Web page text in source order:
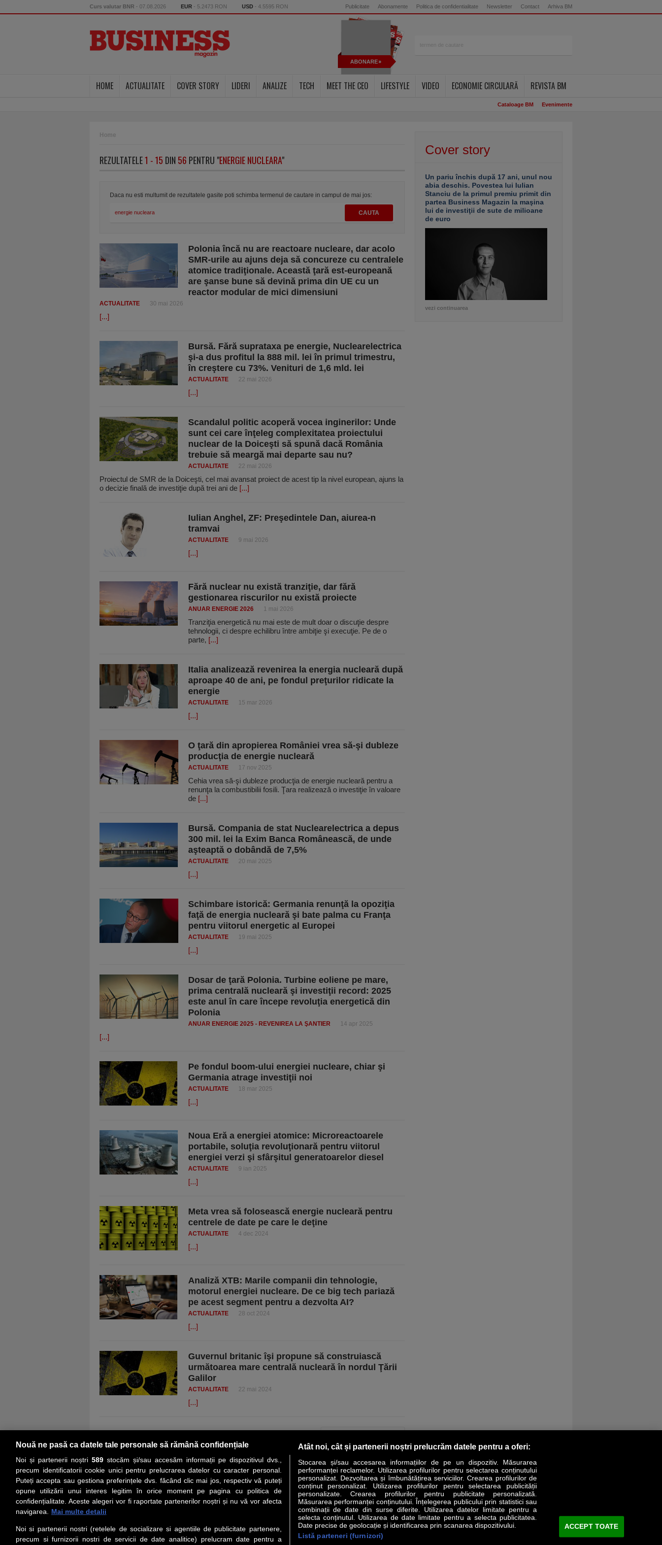
Curs valutar BNR - 07.08.2026 EUR - 5.2473 RON USD - 4.5595 RON Publicitate Abonamente Politica de confidentialitate Newsletter Contact Arhiva BM
ABONARE
HOME ACTUALITATE COVER STORY LIDERI ANALIZE TECH MEET THE CEO LIFESTYLE VIDEO ECONOMIE CIRCULARĂ REVISTA BM
Cataloage BM Evenimente
Home
REZULTATELE1 - 15 DIN 56 PENTRU "ENERGIE NUCLEARA"
Daca nu esti multumit de rezultatele gasite poti schimba termenul de cautare in campul de mai jos:
Polonia încă nu are reactoare nucleare, dar acolo
SMR-urile au ajuns deja să concureze cu centralele
atomice tradiţionale. Această ţară est-europeană
are şanse bune să devină prima din UE cu un
reactor modular de mici dimensiuni
ACTUALITATE 30 mai 2026
[...]
Bursă. Fără suprataxa pe energie, Nuclearelectrica
şi-a dus profitul la 888 mil. lei în primul trimestru,
în creştere cu 73%. Venituri de 1,6 mld. lei
ACTUALITATE 22 mai 2026
[...]
Scandalul politic acoperă vocea inginerilor: Unde
sunt cei care înţeleg complexitatea proiectului
nuclear de la Doiceşti să spună dacă România
trebuie să meargă mai departe sau nu?
ACTUALITATE 22 mai 2026
Proiectul de SMR de la Doiceşti, cel mai avansat proiect de acest tip la nivel european, ajuns la
o decizie finală de investiţie după trei ani de [...]
Iulian Anghel, ZF: Preşedintele Dan, aiurea-n
tramvai
ACTUALITATE 9 mai 2026
[...]
Fără nuclear nu există tranziţie, dar fără
gestionarea riscurilor nu există proiecte
ANUAR ENERGIE 2026 1 mai 2026
Tranziţia energetică nu mai este de mult doar o discuţie despre
tehnologii, ci despre echilibru între ambiţie şi execuţie. Pe de o
parte, [...]
Italia analizează revenirea la energia nucleară după
aproape 40 de ani, pe fondul preţurilor ridicate la
energie
ACTUALITATE 15 mar 2026
[...]
O ţară din apropierea României vrea să-şi dubleze
producţia de energie nucleară
ACTUALITATE 17 nov 2025
Cehia vrea să-şi dubleze producţia de energie nucleară pentru a
renunţa la combustibilii fosili. Ţara realizează o investiţie în valoare
de [...]
Bursă. Compania de stat Nuclearelectrica a depus
300 mil. lei la Exim Banca Românească, de unde
aşteaptă o dobândă de 7,5%
ACTUALITATE 20 mai 2025
[...]
Schimbare istorică: Germania renunţă la opoziţia
faţă de energia nucleară şi bate palma cu Franţa
pentru viitorul energetic al Europei
ACTUALITATE 19 mai 2025
[...]
Dosar de ţară Polonia. Turbine eoliene pe mare,
prima centrală nucleară şi investiţii record: 2025
este anul în care începe revoluţia energetică din
Polonia
ANUAR ENERGIE 2025 - REVENIREA LA ŞANTIER 14 apr 2025
[...]
Pe fondul boom-ului energiei nucleare, chiar şi
Germania atrage investiţii noi
ACTUALITATE 18 mar 2025
[...]
Noua Eră a energiei atomice: Microreactoarele
portabile, soluţia revoluţionară pentru viitorul
energiei verzi şi sfârşitul generatoarelor diesel
ACTUALITATE 9 ian 2025
[...]
Meta vrea să folosească energie nucleară pentru
centrele de date pe care le deţine
ACTUALITATE 4 dec 2024
[...]
Analiză XTB: Marile companii din tehnologie,
motorul energiei nucleare. De ce big tech pariază
pe acest segment pentru a dezvolta AI?
ACTUALITATE 28 oct 2024
[...]
Guvernul britanic îşi propune să construiască
următoarea mare centrală nucleară în nordul Ţării
Galilor
ACTUALITATE 22 mai 2024
[...]
Cover story
Un pariu închis după 17 ani, unul nou
abia deschis. Povestea lui Iulian
Stanciu de la primul premiu primit din
partea Business Magazin la maşina
lui de investiţii de sute de milioane
de euro
vezi continuarea
PRIMA PAGINĂ COVER STORY LIDERI ANALIZE HI-TECH MEET THE CEO LIFESTYLE SPECIAL OPINII
Social
Urmareste-ne pe Facebook
iarul Financiar
Politica de confidentialitate
Servicii Revista Business Magazin
Nouă ne pasă ca datele tale personale să rămână confidențiale
Noi și partenerii noștri 589stocăm și/sau accesăm informații pe dispozitivul dvs.,
precum identificatorii cookie unici pentru prelucrarea datelor cu caracter personal.
Puteți accepta sau gestiona preferințele dvs. făcând clic mai jos, respectiv vă puteți
opune utilizării unui interes legitim în orice moment pe pagina cu politica de
confidențialitate. Aceste alegeri vor fi raportate partenerilor noștri și nu vă vor afecta
navigarea.
Mai multe detalii
Noi si partenerii nostri (retelele de socializare si agentiile de publicitate partenere,
precum si furnizorii nostri de servicii de date analitice) prelucram date pentru a
Atât noi, cât și partenerii noștri prelucrăm datele pentru a oferi:
Stocarea și/sau accesarea informațiilor de pe un dispozitiv. Măsurarea
performanței reclamelor. Utilizarea profilurilor pentru selectarea conținutului
personalizat. Dezvoltarea și îmbunătățirea serviciilor. Crearea profilurilor de
conținut personalizat. Utilizarea profilurilor pentru selectarea publicității
personalizate. Crearea profilurilor pentru publicitate personalizată.
Măsurarea performanței conținutului. Înțelegerea publicului prin statistici sau
combinații de date din surse diferite. Utilizarea datelor limitate pentru a
selecta conținutul. Utilizarea de date limitate pentru a selecta publicitatea.
Date precise de geolocație și identificarea prin scanarea dispozitivului.
Listă parteneri (furnizori)
ACCEPT TOATE